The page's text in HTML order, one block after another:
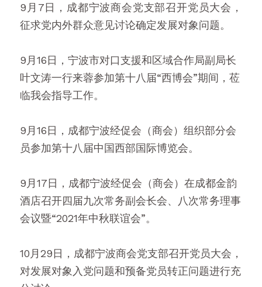
9月7日，成都宁波商会党支部召开党员大会，
征求党内外群众意见讨论确定发展对象问题。
9月16日，宁波市对口支援和区域合作局副局长
叶文涛一行来蓉参加第十八届“西博会”期间，莅
临我会指导工作。
9月16日，成都宁波经促会（商会）组织部分会
员参加第十八届中国西部国际博览会。
9月17日，成都宁波经促会（商会）在成都金韵
酒店召开四届九次常务副会长会、八次常务理事
会议暨“2021年中秋联谊会”。
10月29日，成都宁波商会党支部召开党员大会，
对发展对象入党问题和预备党员转正问题进行充